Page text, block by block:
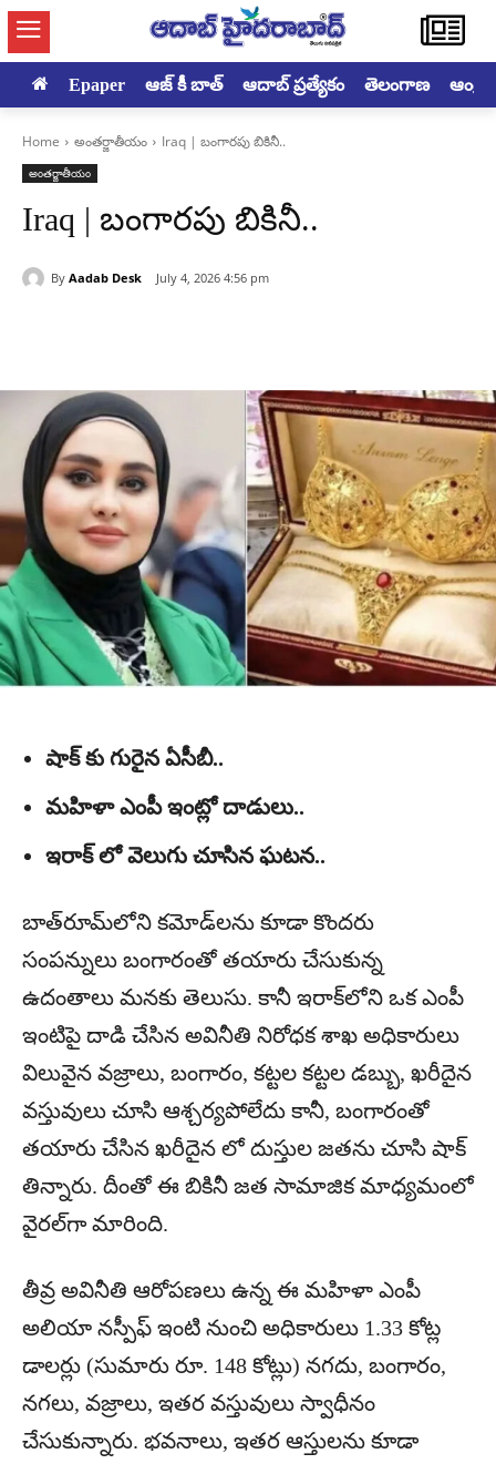
Epaper ఆజ్ కీ బాత్ ఆదాబ్ ప్రత్యేకం తెలంగాణ
Home అంతర్జాతీయం Iraq | బంగారపు బికినీ..
అంతర్జాతీయం
Iraq | బంగారపు బికినీ..
By Aadab Desk July 4, 2026 4:56 pm
షాక్ కు గురైన ఏసీబీ..
మహిళా ఎంపీ ఇంట్లో దాడులు..
ఇరాక్ లో వెలుగు చూసిన ఘటన..
బాత్‌రూమ్‌లోని కమోడ్‌లను కూడా కొందరు
సంపన్నులు బంగారంతో తయారు చేసుకున్న
ఉదంతాలు మనకు తెలుసు. కానీ ఇరాక్‌లోని ఒక ఎంపీ
ఇంటిపై దాడి చేసిన అవినీతి నిరోధక శాఖ అధికారులు
విలువైన వజ్రాలు, బంగారం, కట్టల కట్టల డబ్బు, ఖరీదైన
వస్తువులు చూసి ఆశ్చర్యపోలేదు కానీ, బంగారంతో
తయారు చేసిన ఖరీదైన లో దుస్తుల జతను చూసి షాక్‌
తిన్నారు. దీంతో ఈ బికినీ జత సామాజిక మాధ్యమంలో
వైరల్‌గా మారింది.
తీవ్ర అవినీతి ఆరోపణలు ఉన్న ఈ మహిళా ఎంపీ
అలియా నస్పీఫ్‌ ఇంటి నుంచి అధికారులు 1.33 కోట్ల
డాలర్లు (సుమారు రూ. 148 కోట్లు) నగదు, బంగారం,
నగలు, వజ్రాలు, ఇతర వస్తువులు స్వాధీనం
చేసుకున్నారు. భవనాలు, ఇతర ఆస్తులను కూడా